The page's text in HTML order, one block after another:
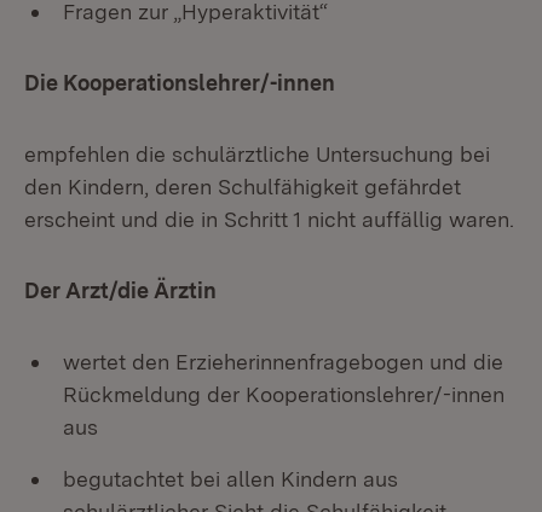
Fragen zur „Hyperaktivität“
Die Kooperationslehrer/-innen
empfehlen die schulärztliche Untersuchung bei
den Kindern, deren Schulfähigkeit gefährdet
erscheint und die in Schritt 1 nicht auffällig waren.
Der Arzt/die Ärztin
wertet den Erzieherinnenfragebogen und die
Rückmeldung der Kooperationslehrer/-innen
aus
begutachtet bei allen Kindern aus